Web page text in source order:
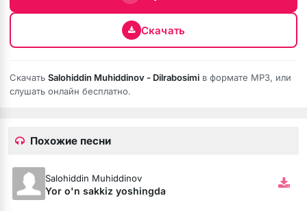
Скачать
Скачать Salohiddin Muhiddinov - Dilrabosimi в формате MP3, или
слушать онлайн бесплатно.
Похожие песни
Salohiddin Muhiddinov
Yor o'n sakkiz yoshingda